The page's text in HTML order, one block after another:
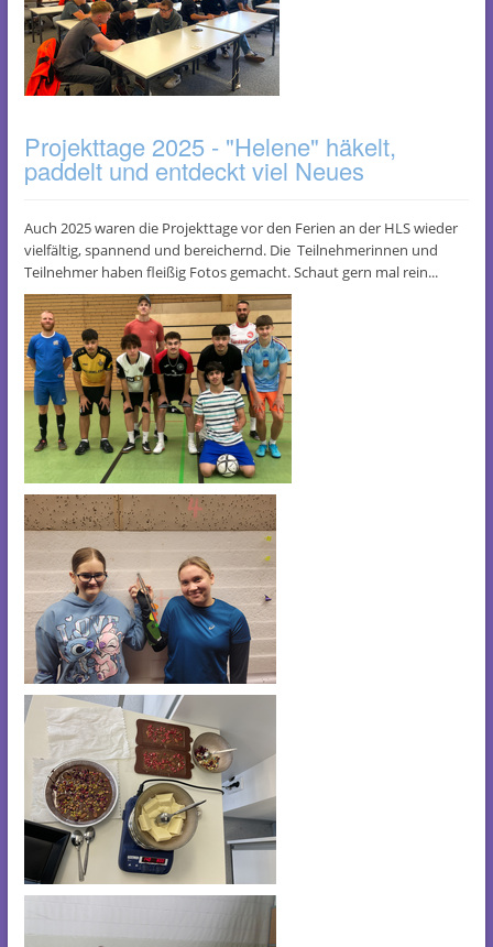
Projekttage 2025 - "Helene" häkelt,
paddelt und entdeckt viel Neues
Auch 2025 waren die Projekttage vor den Ferien an der HLS wieder
vielfältig, spannend und bereichernd. Die Teilnehmerinnen und
Teilnehmer haben fleißig Fotos gemacht. Schaut gern mal rein...